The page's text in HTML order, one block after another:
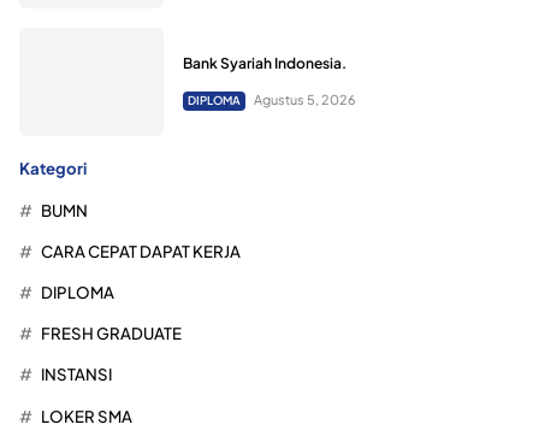
Bank Syariah Indonesia.
DIPLOMA Agustus 5, 2026
Kategori
BUMN
CARA CEPAT DAPAT KERJA
DIPLOMA
FRESH GRADUATE
INSTANSI
LOKER SMA